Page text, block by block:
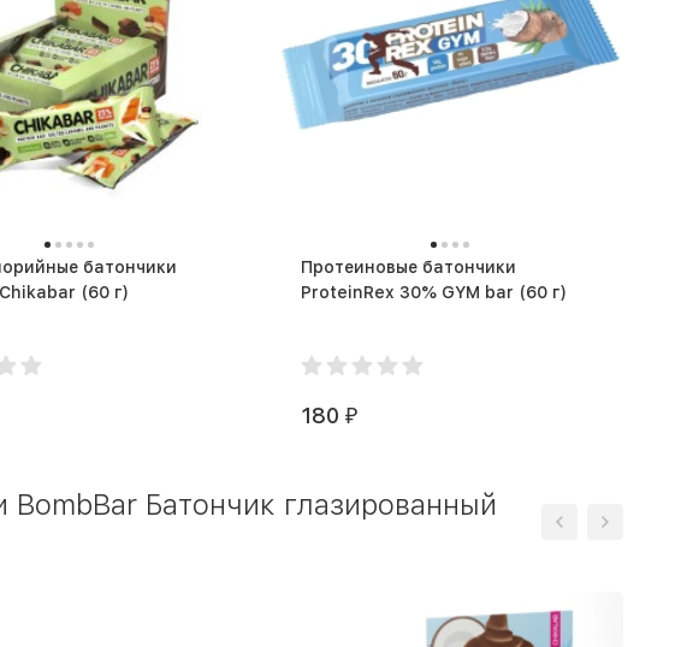
батончики
Chikalab Chikabar (60 г)
Протеиновые батончики
ProteinRex 30% GYM bar (60 г)
180 ₽
Батончик глазированный